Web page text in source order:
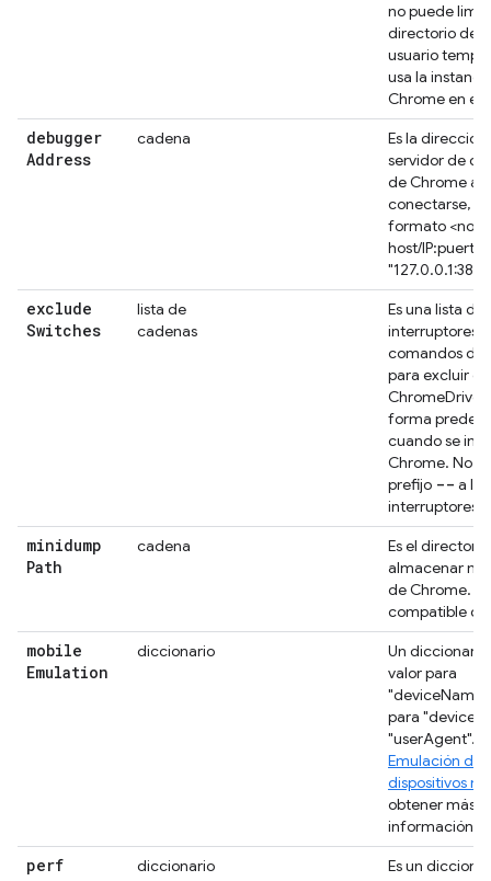
no puede
directorio de
usuario
usa la
Chrome en
debugger
Address
cadena
Es la dirección
servidor de
de Chrome al
conectarse,
formato
host/
exclude
Switches
lista de
cadenas
Es una lista de
interruptores
comandos de
para excluir
ChromeDriver
forma
cuando se
Chrome. No
prefijo -- a los
interruptores.
minidump
Path
cadena
Es el
almacenar
de Chrome.
compatible
mobile
Emulation
diccionario
Un
valor para
"deviceName"
para
"userAgent".
Emulación de
dispositivos
obtener más
información.
perf
diccionario
Es un